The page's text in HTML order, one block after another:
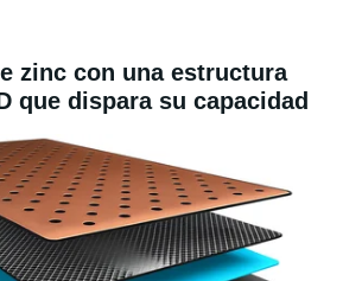
zinc con una estructura
que dispara su capacidad